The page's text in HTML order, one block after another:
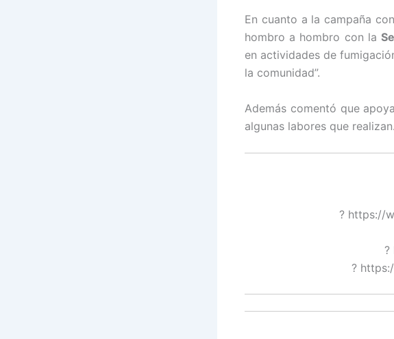
En cuanto a la campaña
hombro a hombro con la
en actividades de
la comunidad”.
Además comentó que
algunas labores que realizan.
? https://
?
?